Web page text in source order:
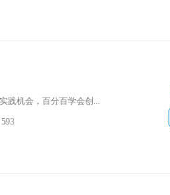
践机会，百分百学会创...